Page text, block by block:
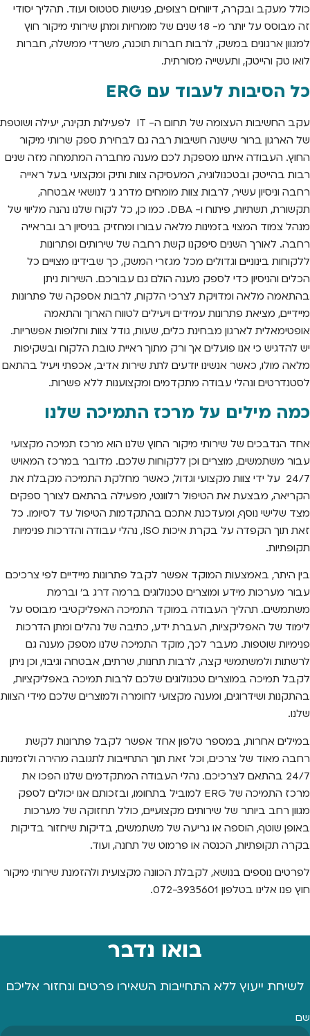
כולל מעקב ובקרה, דיווחים רצופים, פגישות סטטוס ועוד. תהליך יסודי
זה מבוסס על יותר מ- 18 שנים של מומחיות ומתן שירותי מיקור חוץ
למגוון ארגונים במשק, לרבות חברות תוכנה, משרדי ממשלה, חברות
לואו טק והייטק, ותעשייה מסורתית.
כל הסיבות לעבוד עם ERG
עקב החשיבות העצומה של תחום ה- IT לפעילות תקינה, יעילה ושוטפת
של הארגון ברור שישנה חשיבות רבה גם לבחירת ספק שרותי מיקור
החוץ. העבודה איתנו מספקת לכם מענה מחברה המתמחה מזה שנים
רבות בהייטק ובטכנולוגיה, המעסיקה צוות ותיק ומקצועי בעל ראייה
רחבה וניסיון עשיר, לרבות צוות מומחים מדרג ג' לנושאי אבטחה,
תקשורת, תשתיות, פיתוח ו- DBA. כמו כן, כל לקוח שלנו נהנה מליווי של
מנהל צמוד המצוי בזמינות מלאה עבורו ומחזיק בניסיון רב ובראייה
רחבה. לאורך השנים סיפקנו קשת רחבה של שירותים ופתרונות
ללקוחות בינוניים וגדולים מכל מגזרי המשק, כך שבידינו מצויים כל
הכלים והניסיון כדי לספק מענה הולם גם עבורכם. השירות ניתן
בהתאמה מלאה ומדויקת לצרכי הלקוח, לרבות אספקה של פתרונות
מיידיים, מציאת פתרונות עמידים ויעילים לטווח הארוך והתאמה
אופטימאלית לארגון מבחינת כלים, שעות, גודל צוות וחלופות אפשריות.
יש להדגיש כי אנו פועלים אך ורק מתוך ראיית טובת הלקוח ובשקיפות
מלאה מולו, כאשר אנשינו יודעים לתת שירות אדיב, אכפתי ויעיל בהתאם
לסטנדרטים ונהלי עבודה מתקדמים ומקצוענות ללא פשרות.
כמה מילים על מרכז התמיכה שלנו
אחד הנדבכים של שירותי מיקור החוץ שלנו הוא מרכז תמיכה מקצועי
עבור משתמשים, מוצרים וכן ללקוחות שלכם. מדובר במרכז המאויש
24/7 על ידי צוות מקצועי וגדול, כאשר מחלקת התמיכה מקבלת את
הקריאה, מבצעת את הטיפול רלוונטי, מפעילה בהתאם לצורך ספקים
מצד שלישי נוסף, ומעדכנת אתכם בהתקדמות הטיפול עד לסיומו. כל
זאת תוך הקפדה על בקרת איכות ISO, נהלי עבודה והדרכות פנימיות
תקופתיות.
בין היתר, באמצעות המוקד אפשר לקבל פתרונות מיידיים לפי צרכיכם
עבור מערכות מידע ומוצרים טכנולוגים ברמה דרג ב' וברמת
משתמשים. תהליך העבודה במוקד התמיכה האפליקטיבי מבוסס על
לימוד של האפליקציות, העברת ידע, כתיבה של נהלים ומתן הדרכות
פנימיות שוטפות. מעבר לכך, מוקד התמיכה שלנו מספק מענה גם
לרשתות ולמשתמשי קצה, לרבות תחנות, שרתים, אבטחה וגיבוי, וכן ניתן
לקבל תמיכה במוצרים טכנולוגים שלכם לרבות תמיכה באפליקציות,
בהתקנות ושידרוגים, ומענה מקצועי לחומרה ולמוצרים שלכם מידי הצוות
שלנו.
במילים אחרות, במספר טלפון אחד אפשר לקבל פתרונות לקשת
רחבה מאוד של צרכים, וכל זאת תוך התחייבות לתגובה מהירה ולזמינות
24/7 בהתאם לצרכיכם. נהלי העבודה המתקדמים שלנו הפכו את
מרכז התמיכה של ERG למוביל בתחומו, ובזכותם אנו יכולים לספק
מגוון רחב ביותר של שירותים מקצועיים, כולל תחזוקה של מערכות
באופן שוטף, הוספה או גריעה של משתמשים, בדיקות שיחזור בדיקות
בקרה תקופתיות, הכנסה או פרמוט של תחנה, ועוד.
לפרטים נוספים בנושא, לקבלת הכוונה מקצועית ולהזמנת שירותי מיקור
חוץ פנו אלינו בטלפון 072-3935601.
בואו נדבר
לשיחת ייעוץ ללא התחייבות השאירו פרטים ונחזור אליכם
שם